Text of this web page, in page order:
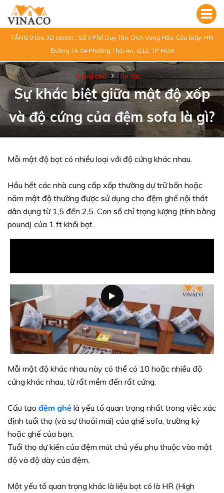
TẦNG 9 tòa 3D center , Số 3 Phố Duy Tân, Dịch Vọng Hậu, Cầu Giấy, HN
Đường TA 04 Phường Thới An, Q12, TP HCM
Trang chủ Tin tức
Sự khác biệt giữa mật độ xốp
và độ cứng của đệm sofa là gì?
Mỗi mật độ bọt có nhiều loại với độ cứng khác nhau.
Hầu hết các nhà cung cấp xốp thường dự trữ bốn hoặc
năm mật độ thường được sử dụng cho đệm ghế nội thất
dân dụng từ 1,5 đến 2,5. Con số chỉ trọng lượng (tính bằng
pound) của 1 ft khối bọt.
Mỗi mật độ khác nhau này có thể có 10 hoặc nhiều độ
cứng khác nhau, từ rất mềm đến rất cứng.
Cấu tạo đệm ghế là yếu tố quan trọng nhất trong việc xác
định tuổi thọ (và sự thoải mái) của ghế sofa, trường kỷ
hoặc ghế của bạn.
Tuổi thọ dự kiến ​​của đệm mút chủ yếu phụ thuộc vào mật
độ và độ dày của đệm.
Một yếu tố quan trọng khác là liệu bọt có là HR (High